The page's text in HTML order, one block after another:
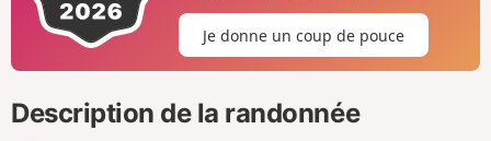
Je donne un coup de pouce
Description de la randonnée